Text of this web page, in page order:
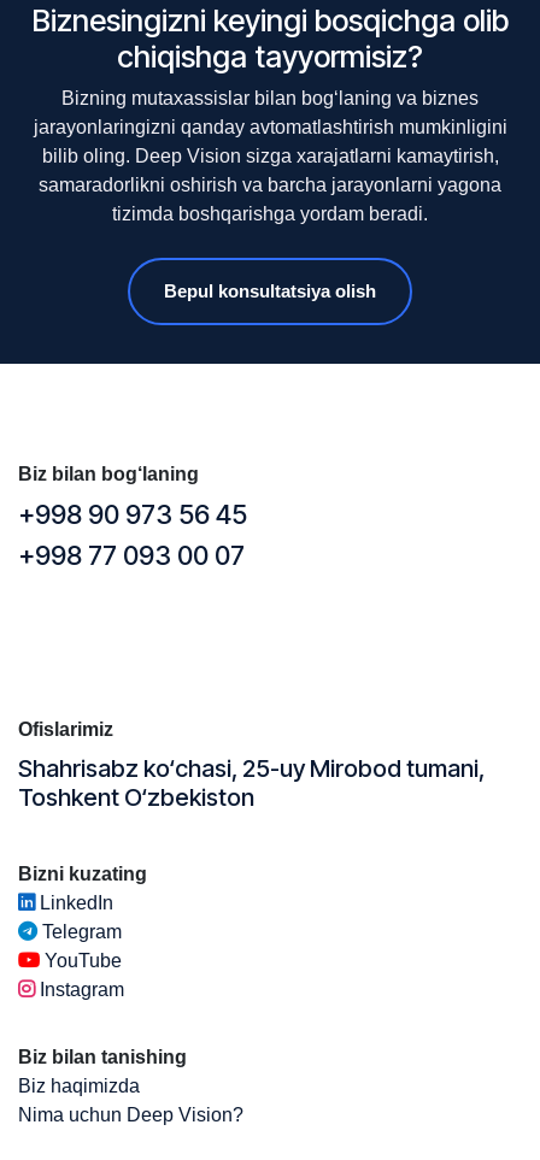
Biznesingizni keyingi bosqichga olib
chiqishga tayyormisiz?
Bizning mutaxassislar bilan bog‘laning va biznes
jarayonlaringizni qanday avtomatlashtirish mumkinligini
bilib oling. Deep Vision sizga xarajatlarni kamaytirish,
samaradorlikni oshirish va barcha jarayonlarni yagona
tizimda boshqarishga yordam beradi.
Bepul konsultatsiya olish
Biz bilan bog‘laning
+998 90 973 56 45
+998 77 093 00 07
Ofislarimiz
Shahrisabz ko‘chasi, 25-uy Mirobod tumani,
Toshkent O‘zbekiston
Bizni kuzating
LinkedIn
Telegram
YouTube
Instagram
Biz bilan tanishing
Biz haqimizda
Nima uchun Deep Vision?